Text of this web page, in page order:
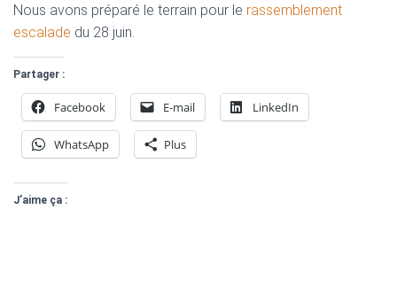
Nous avons préparé le terrain pour le rassemblement
escalade du 28 juin.
Partager :
Facebook E-mail LinkedIn
WhatsApp Plus
J’aime ça :